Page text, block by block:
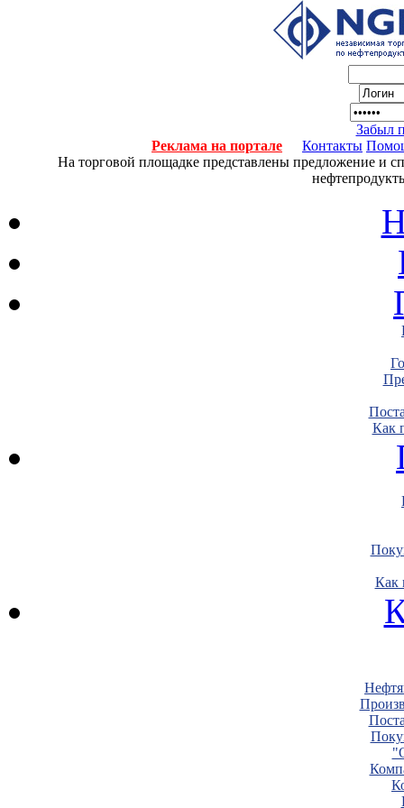
Забыл
Реклама на портале
Контакты
На торговой площадке представлены предложение и
Как
Как